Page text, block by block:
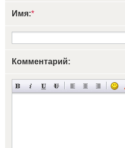
Имя:*
Комментарий: